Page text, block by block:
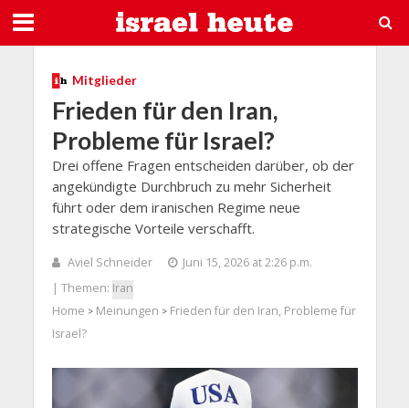
Mitglieder
Frieden für den Iran,
Probleme für Israel?
Drei offene Fragen entscheiden darüber, ob der
angekündigte Durchbruch zu mehr Sicherheit
führt oder dem iranischen Regime neue
strategische Vorteile verschafft.
Aviel Schneider
Juni 15, 2026 at 2:26 p.m.
| Themen: Iran
Home > Meinungen > Frieden für den Iran, Probleme für
Israel?